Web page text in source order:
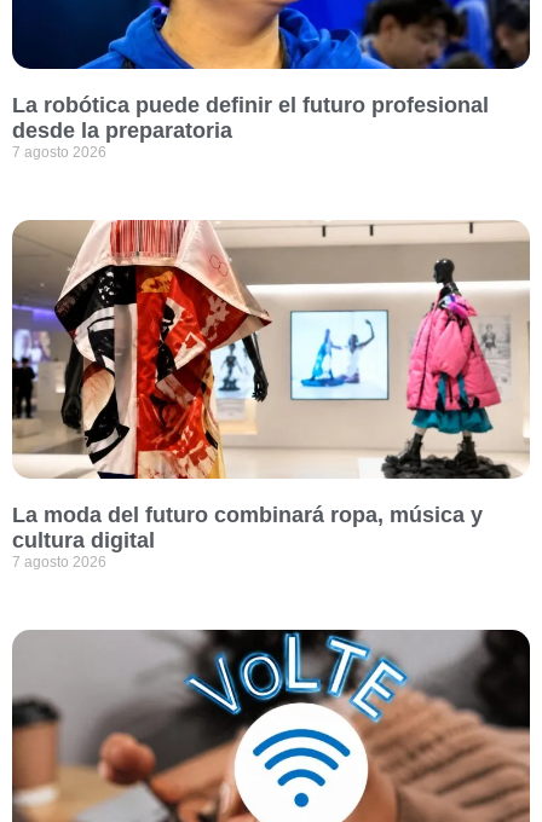
La robótica puede definir el futuro profesional
desde la preparatoria
7 agosto 2026
La moda del futuro combinará ropa, música y
cultura digital
7 agosto 2026